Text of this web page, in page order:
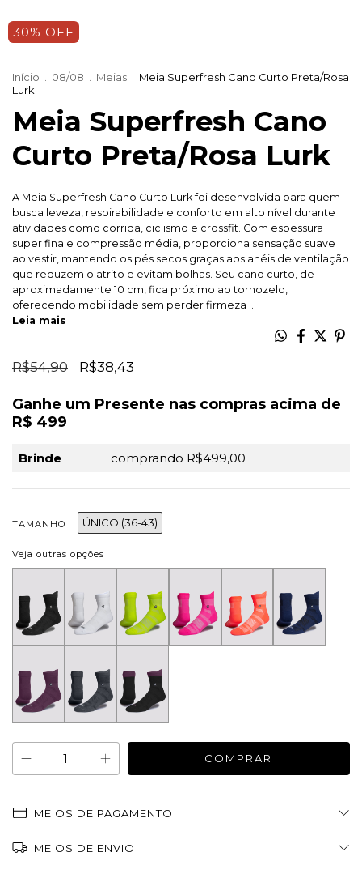
30% OFF
Início 08/08 Meias
Meia Superfresh Cano Curto Preta/Rosa
Lurk
Meia Superfresh Cano
Curto Preta/Rosa Lurk
A Meia Superfresh Cano Curto Lurk foi desenvolvida para quem
busca leveza, respirabilidade e conforto em alto nível durante
atividades como corrida, ciclismo e crossfit. Com espessura
super fina e compressão média, proporciona sensação suave
ao vestir, mantendo os pés secos graças aos anéis de ventilação
que reduzem o atrito e evitam bolhas. Seu cano curto, de
aproximadamente 10 cm, fica próximo ao tornozelo,
oferecendo mobilidade sem perder firmeza ...
Leia mais
R$54,90 R$38,43
Ganhe um Presente nas compras acima de
R$ 499
Brinde comprando R$499,00
TAMANHO ÚNICO (36-43)
Veja outras opções
MEIOS DE PAGAMENTO
MEIOS DE ENVIO